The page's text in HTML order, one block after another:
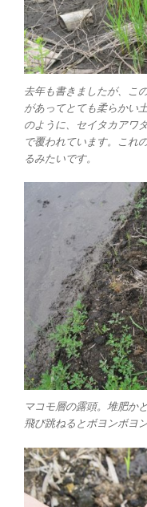
去年も書きましたが、こ
があってとても柔らかい
のように、セイタカアワ
で覆われています。これ
るみたいです。
マコモ層の露頭。堆肥か
飛び跳ねるとボヨンボヨン